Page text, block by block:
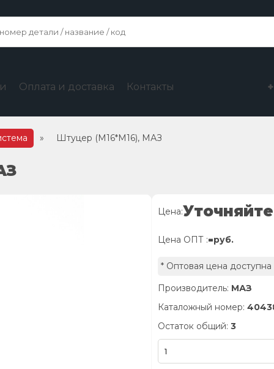
Оплата и доставка Контакты
» Штуцер (М16*М16), МАЗ
Цена:
Цена ОПТ :-руб.
* Оптовая цена
Производитель: МАЗ
Каталожный номер:
Остаток общий: 3